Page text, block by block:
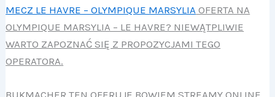
MECZ LE HAVRE – OLYMPIQUE MARSYLIA OFERTA NA
OLYMPIQUE MARSYLIA – LE HAVRE? NIEWĄTPLIWIE
WARTO ZAPOZNAĆ SIĘ Z PROPOZYCJAMI TEGO
OPERATORA.